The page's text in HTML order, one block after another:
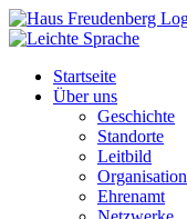
Zum
Inhalt
Startseite
Über uns
Geschichte
Standorte
Leitbild
Organisation
Ehrenamt